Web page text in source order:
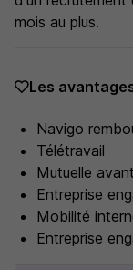
mois au plus.
Les
Navigo
Télétravail
Mutuelle
Entreprise
Mobilité
Entreprise